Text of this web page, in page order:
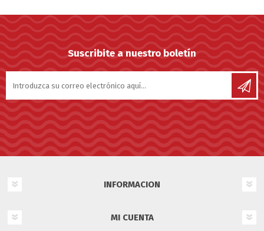
Suscribite a nuestro boletín
INFORMACION
MI CUENTA